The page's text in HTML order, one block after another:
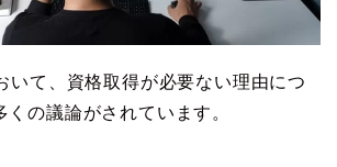
いて、資格取得が必要ない理由につ
の議論がされています。